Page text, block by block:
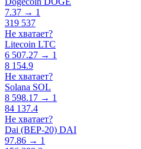
7.37 → 1
319 537
Не хватает?
Litecoin LTC
6 507.27 → 1
8 154.9
Не хватает?
Solana SOL
8 598.17 → 1
84 137.4
Не хватает?
Dai (BEP-20) DAI
97.86 → 1